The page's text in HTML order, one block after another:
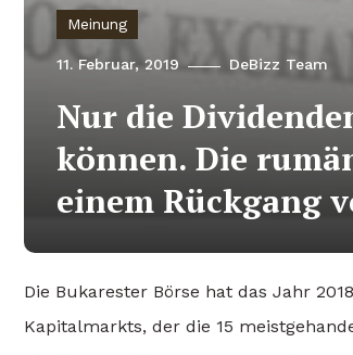
Meinung
11. Februar, 2019 DeBizz Team
Nur die
können. Die
einem Rückgang
Die Bukarester Börse hat das Jahr
Kapitalmarkts, der die 15